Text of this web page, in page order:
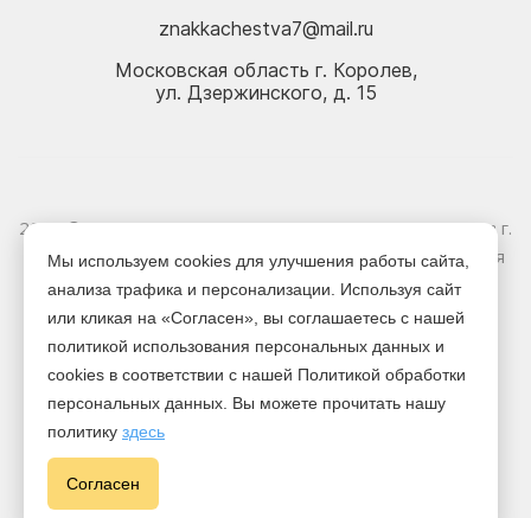
znakkachestva7@mail.ru
Московская область г. Королев,
ул. Дзержинского, д. 15
2026 © Электрика оптом и в розницу - Магазин-склад в г.
Королёв. Информация, указанная на сайте, не является
публичной офертой.
Версия для печати
Мы используем cookies для улучшения работы сайта,
анализа трафика и персонализации. Используя сайт
или кликая на «Согласен», вы соглашаетесь с нашей
политикой использования персональных данных и
cookies в соответствии с нашей Политикой обработки
персональных данных. Вы можете прочитать нашу
политику здесь
Cогласен